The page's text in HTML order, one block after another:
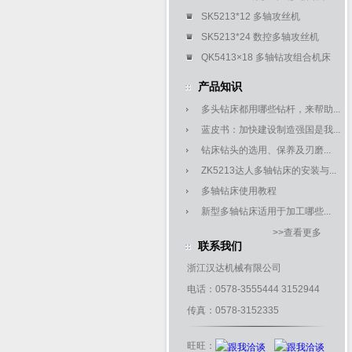
SK5213*12 多轴攻丝机
SK5213*24 数控多轴攻丝机
QK5413×18 多轴钻攻组合机床
产品知识
多头钻床都用哪些钻杆，来帮助...
蓝皮书：加快建设制造强国是我...
钻床钻头的选用、保养及刃磨...
ZK5213达人多轴钻床的安装与...
多轴钻床使用教程
新型多轴钻床适用于加工哪些...
>>查看更多
联系我们
浙江汉达机械有限公司
电话：0578-3555444 3152944
传真：0578-3152335
旺旺：